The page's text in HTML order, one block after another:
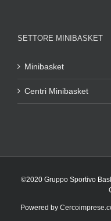
SETTORE MINIBASKET
Minibasket
Centri Minibasket
©2020 Gruppo Sportivo
Powered by